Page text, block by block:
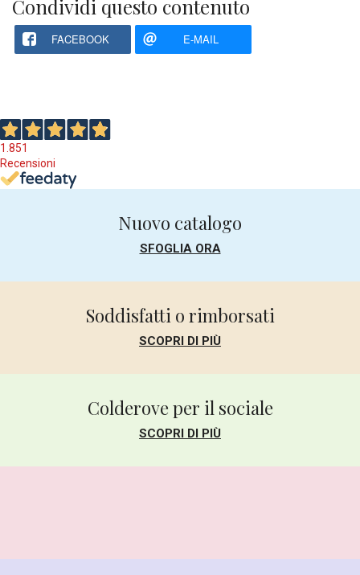
Condividi questo contenuto
FACEBOOK E-MAIL
1.851
Recensioni
Nuovo catalogo
SFOGLIA ORA
Soddisfatti o rimborsati
SCOPRI DI PIÙ
Colderove per il sociale
SCOPRI DI PIÙ